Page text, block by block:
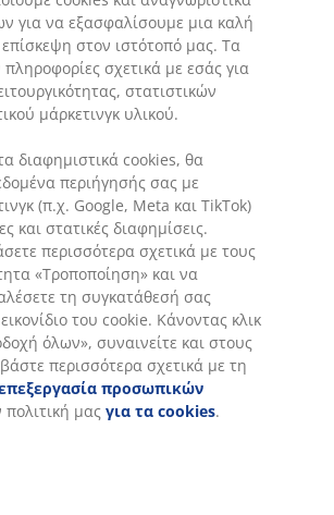
για να εξασφαλίσουμε μια καλή
στον ιστότοπό μας. Τα
σχετικά με εσάς για
στατιστικών
μάρκετινγκ υλικού.
διαφημιστικά cookies, θα
περιήγησής σας με
(π.χ. Google, Meta και TikTok)
και στατικές διαφημίσεις.
περισσότερα σχετικά με τους
«Τροποποίηση» και να
τη συγκατάθεσή σας
του cookie. Κάνοντας κλικ
όλων», συναινείτε και στους
περισσότερα σχετικά με τη
προσωπικών
μας για τα cookies.